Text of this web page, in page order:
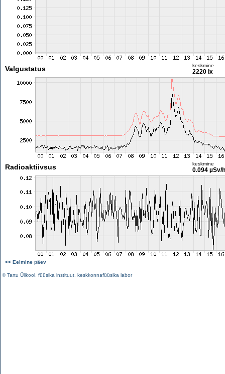
Valgustatus keskmine
2220 lx
Radioaktiivsus keskmine
0.094 µSv/h
<< Eelmine päev
©Tartu Ülikool füüsika instituut keskkonnafüüsika labor